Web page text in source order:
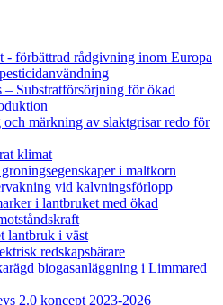
- förbättrad rådgivning inom Europa
Substratförsörjning för ökad
märkning av slaktgrisar redo för
klimat
i maltkorn
vid kalvningsförlopp
i lantbruket med ökad
lantbruk i väst
redskapsbärare
biogasanläggning i Limmared
2.0 koncept 2023-2026